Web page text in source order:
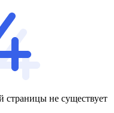
страницы не существует